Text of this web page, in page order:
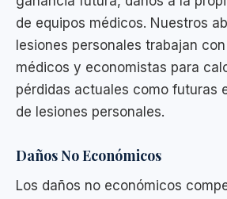
de equipos médicos. Nuestros
lesiones personales trabajan
médicos y economistas para
pérdidas actuales como futuras
de lesiones personales.
Daños No Económicos
Los daños no económicos